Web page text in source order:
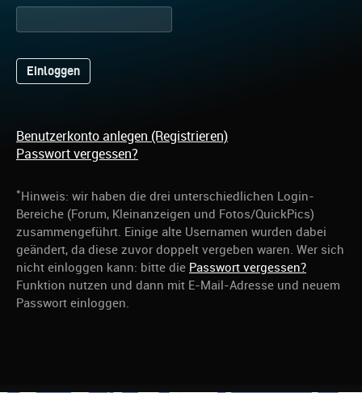
Benutzerkonto anlegen (Registrieren)
Passwort vergessen?
*Hinweis: wir haben die drei unterschiedlichen Login-
Bereiche (Forum, Kleinanzeigen und Fotos/QuickPics)
zusammengeführt. Einige alte Usernamen wurden dabei
geändert, da diese zuvor doppelt vergeben waren. Wer sich
nicht einloggen kann: bitte die Passwort vergessen?
Funktion nutzen und dann mit E-Mail-Adresse und neuem
Passwort einloggen.